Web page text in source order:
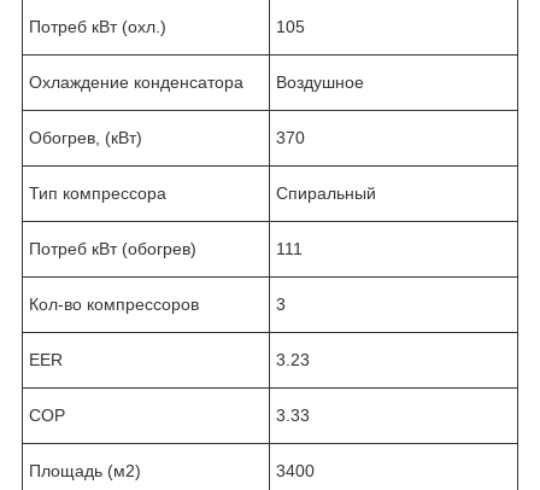
Потреб кВт (охл.) 105
Охлаждение конденсатора Воздушное
Обогрев, (кВт) 370
Тип компрессора Спиральный
Потреб кВт (обогрев) 111
Кол-во компрессоров 3
EER 3.23
COP 3.33
Площадь (м2) 3400